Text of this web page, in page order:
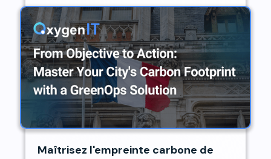
Maîtrisez l'empreinte carbone de